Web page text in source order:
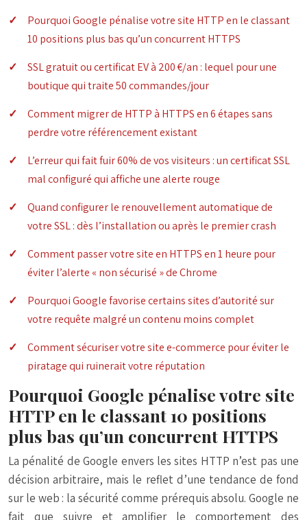
Pourquoi Google pénalise votre site HTTP en le classant
10 positions plus bas qu’un concurrent HTTPS
SSL gratuit ou certificat EV à 200 €/an : lequel pour une
boutique qui traite 50 commandes/jour
Comment migrer de HTTP à HTTPS en 6 étapes sans
perdre votre référencement existant
L’erreur qui fait fuir 60% de vos visiteurs : un certificat SSL
mal configuré qui affiche une alerte rouge
Quand configurer le renouvellement automatique de
votre SSL : dès l’installation ou après le premier crash
Comment passer votre site en HTTPS en 1 heure pour
éviter l’alerte « non sécurisé » de Chrome
Pourquoi Google favorise certains sites d’autorité sur
votre requête malgré un contenu moins complet
Comment sécuriser votre site e-commerce pour éviter le
piratage qui ruinerait votre réputation
Pourquoi Google pénalise votre site
HTTP en le classant 10 positions
plus bas qu’un concurrent HTTPS
La pénalité de Google envers les sites HTTP n’est pas une
décision arbitraire, mais le reflet d’une tendance de fond
sur le web : la sécurité comme prérequis absolu. Google ne
fait que suivre et amplifier le comportement des